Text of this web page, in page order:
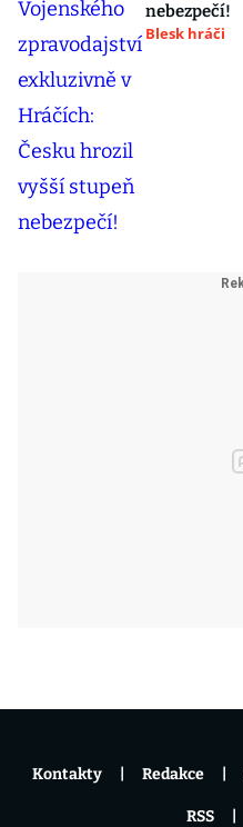
nebezpečí!
Blesk hráči
Kontakty Redakce
RSS